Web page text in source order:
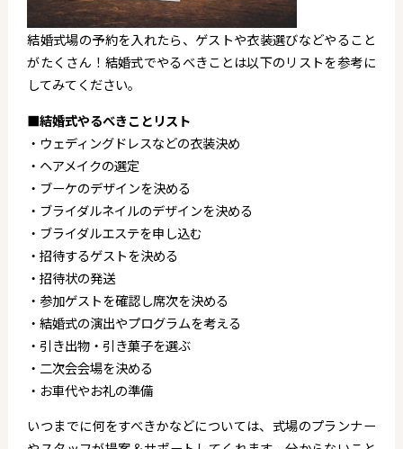
結婚式場の予約を入れたら、ゲストや衣装選びなどやること
がたくさん！結婚式でやるべきことは以下のリストを参考に
してみてください。
■結婚式やるべきことリスト
・ウェディングドレスなどの衣装決め
・ヘアメイクの選定
・ブーケのデザインを決める
・ブライダルネイルのデザインを決める
・ブライダルエステを申し込む
・招待するゲストを決める
・招待状の発送
・参加ゲストを確認し席次を決める
・結婚式の演出やプログラムを考える
・引き出物・引き菓子を選ぶ
・二次会会場を決める
・お車代やお礼の準備
いつまでに何をすべきかなどについては、式場のプランナー